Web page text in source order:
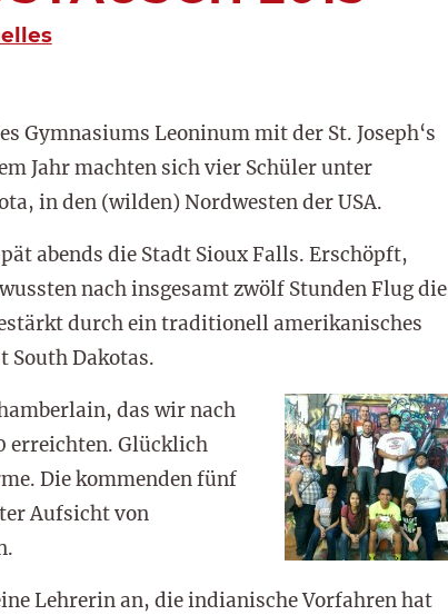
Gymnasiums Leoninum mit der St. Joseph‘s
Jahr machten sich vier Schüler unter
in den (wilden) Nordwesten der USA.
abends die Stadt Sioux Falls. Erschöpft,
nach insgesamt zwölf Stunden Flug die
durch ein traditionell amerikanisches
South Dakotas.
das wir nach
erreichten. Glücklich
Die kommenden fünf
Aufsicht von
Lehrerin an, die indianische Vorfahren hat